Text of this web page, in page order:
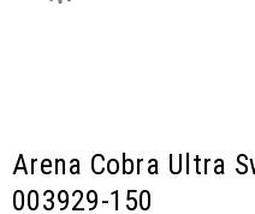
Arena Cobra Ultra
003929-150